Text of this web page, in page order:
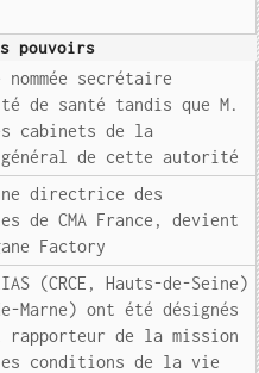
pouvoirs
nommée secrétaire
de santé tandis que M.
cabinets de la
de cette autorité
directrice des
de CMA France, devient
Factory
(CRCE, Hauts-de-Seine)
Marne) ont été désignés
rapporteur de la mission
conditions de la vie